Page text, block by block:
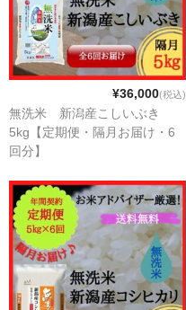
その他・切り餅
ギフト商品
定期購入
カート
会員ページ
お買い物ガイド
お問い合わせ
¥36,000(税込)
無洗米 新潟産こしいぶき
5kg【定期便・隔月お届け・6
回分】